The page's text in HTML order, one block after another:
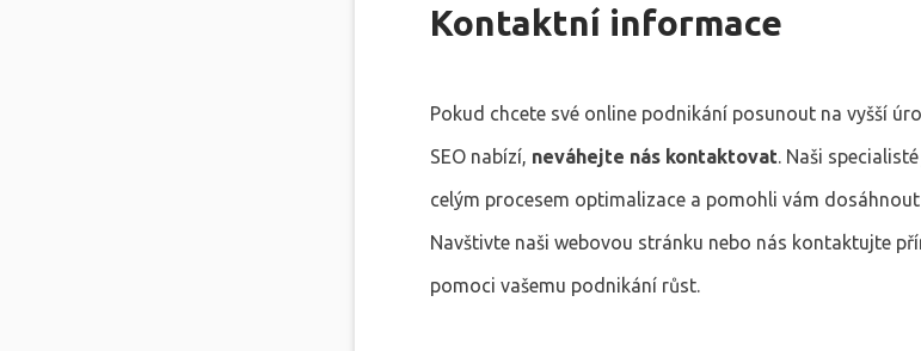
Kontaktní informace
Pokud chcete své online podnikání posunout na vyšší
SEO nabízí, neváhejte nás kontaktovat . Naši
celým procesem optimalizace a pomohli vám
Navštivte naši webovou stránku nebo nás kontaktujte
pomoci vašemu podnikání růst.